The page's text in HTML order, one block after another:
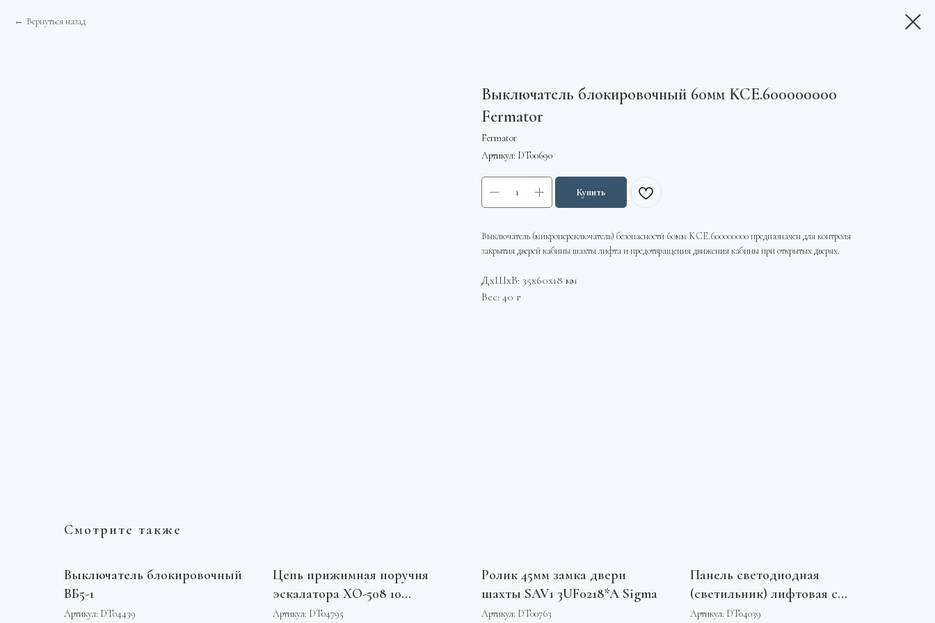
Вернуться назад
Выключатель блокировочный 60мм KCE.600000000
Fermator
Fermator
Артикул: DT00690
Купить
Выключатель (микропереключатель) безопасности 60мм KCE.600000000 предназначен для контроля
закрытия дверей кабины шахты лифта и предотвращения движения кабины при открытых дверях.
ДxШxВ: 35x60x18 мм
Вес: 40 г
Смотрите также
Выключатель блокировочный
ВБ5-1
Артикул: DT04439
Цепь прижимная поручня
эскалатора XO-508 10
роликов XAA332X5 Otis
Артикул: DT04795
Ролик 45мм замка двери
шахты SAV1 3UF0218*A Sigma
Артикул: DT00763
Панель светодиодная
(светильник) лифтовая с
функцией автономного
Артикул: DT04039